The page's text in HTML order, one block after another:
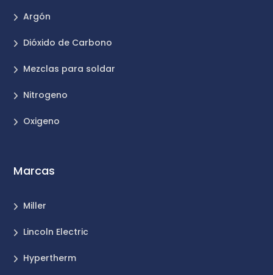
Argón
Dióxido de Carbono
Mezclas para soldar
Nitrogeno
Oxigeno
Marcas
Miller
Lincoln Electric
Hypertherm